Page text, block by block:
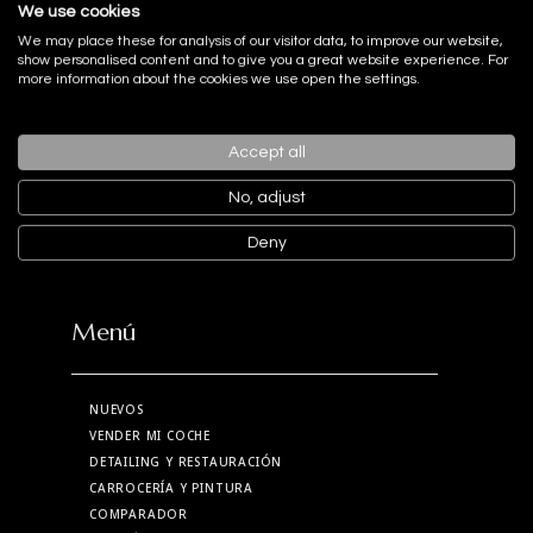
comprometidos con una misma causa,
tiene un objetivo claro: recaudar fondos
para que la Asociación pueda seguir
programas de atención a pacientes
oncológicos y sus familias, además de
impulsar la investigación contra el
cáncer.Mucho más que una gala
iniciativas benéficas con mayor
trayectoria de la Costa del Sol. En su
41.ª edición volvió a congregar a cerca
de 600 asistentes en una noche
marcada por la solidaridad, el
compromiso y la colaboración entre el
FACEBOOK
INSTAGRAM
LINKEDIN
Menú
NUEVOS
VENDER MI COCHE
DETAILING Y RESTAURACIÓN
CARROCERÍA Y PINTURA
COMPARADOR
We use cookies
We may place these for analysis of our visitor data, to improve our website,
show personalised content and to give you a great website experience. For
more information about the cookies we use open the settings.
Accept all
No, adjust
Deny